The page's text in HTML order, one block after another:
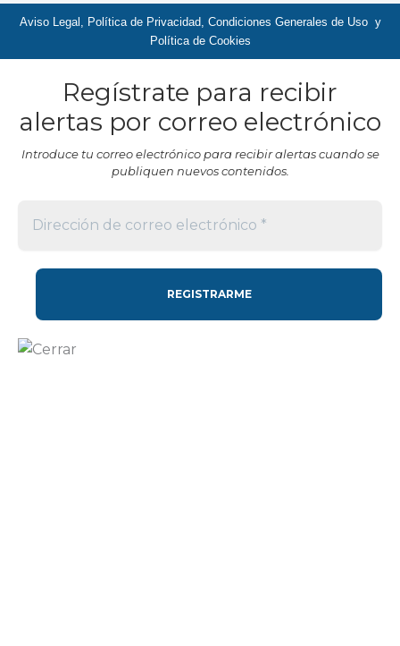
Aviso Legal, Política de Privacidad, Condiciones Generales de Uso y
Política de Cookies
Regístrate para recibir
alertas por correo electrónico
Introduce tu correo electrónico para recibir alertas cuando se
publiquen nuevos contenidos.